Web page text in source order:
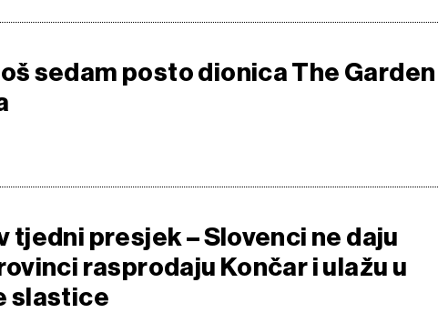
sedam posto dionica The Garden
tjedni presjek – Slovenci ne daju
rasprodaju Končar i ulažu u
slastice